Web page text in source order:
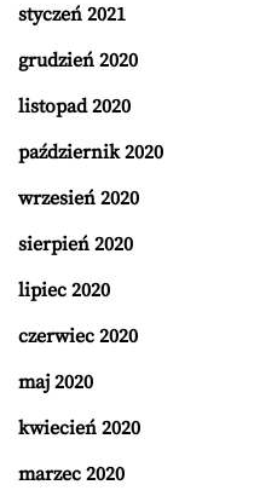
styczeń 2021
grudzień 2020
listopad 2020
październik 2020
wrzesień 2020
sierpień 2020
lipiec 2020
czerwiec 2020
maj 2020
kwiecień 2020
marzec 2020